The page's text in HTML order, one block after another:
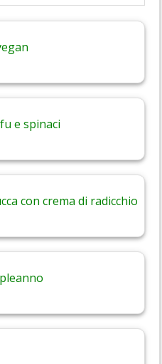
e spinaci
con crema di radicchio